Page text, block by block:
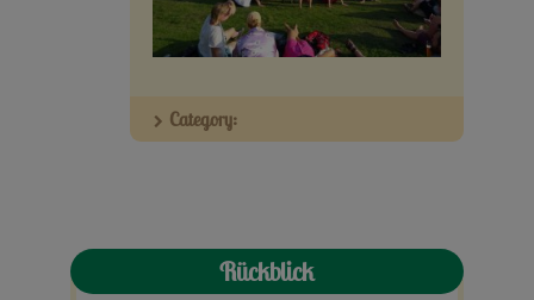
Veranstaltungen
Baumpaten
Category:
Rückblick